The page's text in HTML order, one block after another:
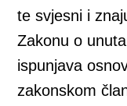
te svjesni i
Zakonu o
ispunjava
zakonskom